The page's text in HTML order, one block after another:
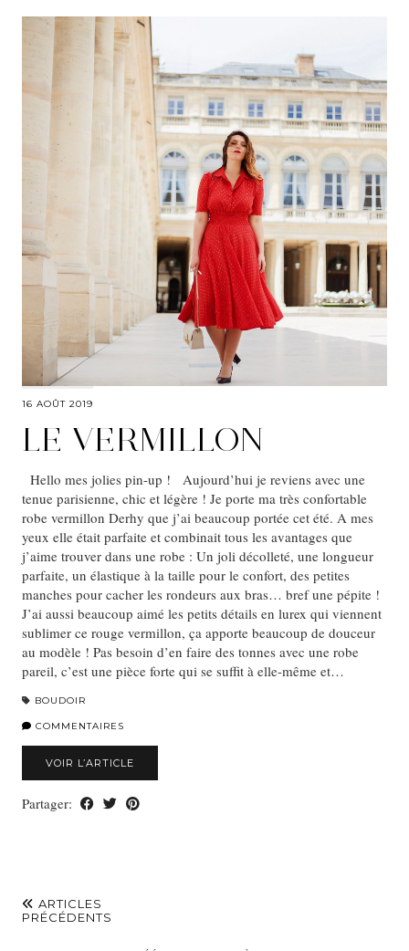
16 AOÛT 2019
LE VERMILLON
Hello mes jolies pin-up ! Aujourd’hui je reviens avec une
tenue parisienne, chic et légère ! Je porte ma très confortable
robe vermillon Derhy que j’ai beaucoup portée cet été. A mes
yeux elle était parfaite et combinait tous les avantages que
j’aime trouver dans une robe : Un joli décolleté, une longueur
parfaite, un élastique à la taille pour le confort, des petites
manches pour cacher les rondeurs aux bras… bref une pépite !
J’ai aussi beaucoup aimé les petits détails en lurex qui viennent
sublimer ce rouge vermillon, ça apporte beaucoup de douceur
au modèle ! Pas besoin d’en faire des tonnes avec une robe
pareil, c’est une pièce forte qui se suffit à elle-même et…
BOUDOIR
COMMENTAIRES
VOIR L’ARTICLE
Partager:
ARTICLES
PRÉCÉDENTS